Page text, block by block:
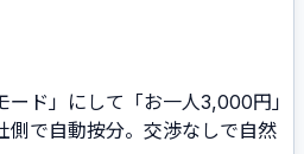
ド」にして「お一人3,000円」
側で自動按分。交渉なしで自然